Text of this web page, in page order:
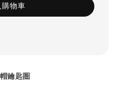
購物車
鑰匙圏